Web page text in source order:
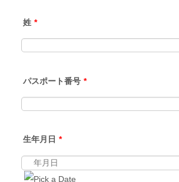
姓 *
パスポート番号 *
生年月日 *